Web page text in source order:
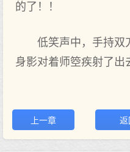
的了！！
低笑声中，手持双
身影对着师箜疾射了出
上一章